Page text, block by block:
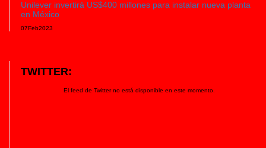
Unilever invertirá US$400 millones para instalar nueva planta
en México
07Feb2023
TWITTER:
El feed de Twitter no está disponible en este momento.